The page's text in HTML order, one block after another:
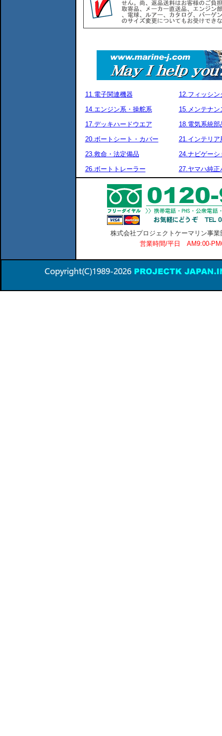
11.電子関連機器
12.フィッシン
14.エンジン系・操舵系
15.メンテナン
17.デッキハードウエア
18.電気系統部
20.ボートシート・カバー
21.インテリア
23.救命・法定備品
24.ナビゲーシ
26.ボートトレーラー
27.ヤマハ純正
株式会社プロジェクトケーマリン事
営業時間/平日 AM9:00-